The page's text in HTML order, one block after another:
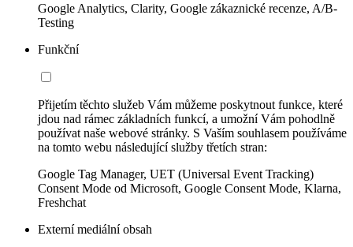
Google Analytics, Clarity, Google zákaznické recenze, A/B-
Testing
Funkční
Přijetím těchto služeb Vám můžeme poskytnout funkce, které
jdou nad rámec základních funkcí, a umožní Vám pohodlně
používat naše webové stránky. S Vaším souhlasem používáme
na tomto webu následující služby třetích stran:
Google Tag Manager, UET (Universal Event Tracking)
Consent Mode od Microsoft, Google Consent Mode, Klarna,
Freshchat
Externí mediální obsah